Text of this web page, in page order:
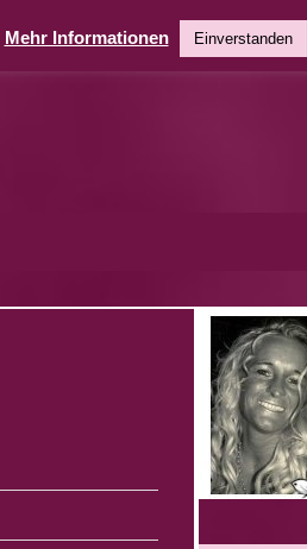
Mehr Informationen Einverstanden